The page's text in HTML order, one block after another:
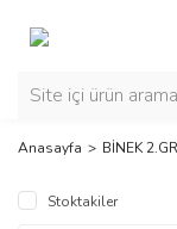
Anasayfa BİNEK
Stoktakiler